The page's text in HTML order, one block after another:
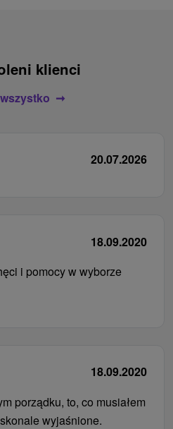
klienci
20.07.2026
18.09.2020
i pomocy w wyborze
18.09.2020
porządku, to, co musiałem
wyjaśnione.